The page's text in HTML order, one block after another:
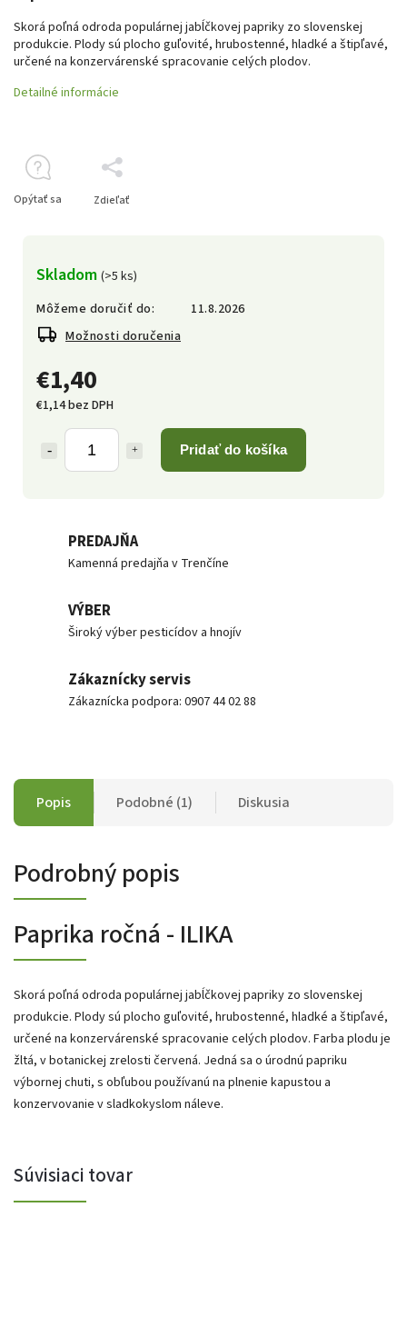
€1,40
€1,14 bez DPH
Pridať do košíka
Skladom (>5 ks)
Môžeme doručiť do:
11.8.2026
Možnosti doručenia
Skorá poľná odroda populárnej jabĺčkovej papriky zo slovenskej
produkcie. Plody sú plocho guľovité, hrubostenné, hladké a štipľavé,
určené na konzervárenské spracovanie celých plodov.
Detailné informácie
Opýtať sa Zdieľať
PREDAJŇA
Kamenná predajňa v Trenčíne
VÝBER
Široký výber pesticídov a hnojív
Zákaznícky servis
Zákaznícka podpora: 0907 44 02 88
Popis Podobné (1) Diskusia
Podrobný popis
Paprika ročná - ILIKA
Skorá poľná odroda populárnej jabĺčkovej papriky zo slovenskej
produkcie. Plody sú plocho guľovité, hrubostenné, hladké a štipľavé,
určené na konzervárenské spracovanie celých plodov. Farba plodu je
žltá, v botanickej zrelosti červená. Jedná sa o úrodnú papriku
výbornej chuti, s obľubou používanú na plnenie kapustou a
konzervovanie v sladkokyslom náleve.
Súvisiaci tovar